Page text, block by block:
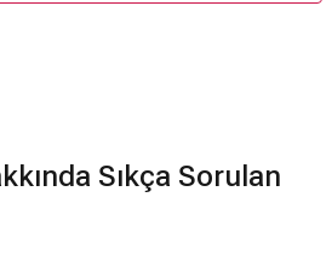
Sıkça Sorulan